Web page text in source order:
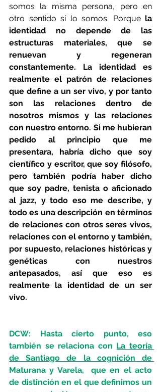
somos la misma persona, pero en
otro sentido sí lo somos. Porque la
identidad no depende de las
estructuras materiales, que se
renuevan y regeneran
constantemente. La identidad es
realmente el patrón de relaciones
que define a un ser vivo, y por tanto
son las relaciones dentro de
nosotros mismos y las relaciones
con nuestro entorno. Si me hubieran
pedido al principio que me
presentara, habría dicho que soy
científico y escritor, que soy filósofo,
pero también podría haber dicho
que soy padre, tenista o aficionado
al jazz, y todo eso me describe, y
todo es una descripción en términos
de relaciones con otros seres vivos,
relaciones con el entorno y también,
por supuesto, relaciones históricas y
genéticas con nuestros
antepasados, así que eso es
realmente la identidad de un ser
vivo.
DCW: Hasta cierto punto, eso
también se relaciona con La teoría
de Santiago de la cognición
Maturana y Varela,  que en el acto
de distinción en el que definimos un